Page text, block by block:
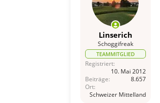
Linserich
Schoggifreak
TEAMMITGLIED
Registriert
10. Mai 2012
Beiträge
8.657
Ort
Schweizer Mittelland